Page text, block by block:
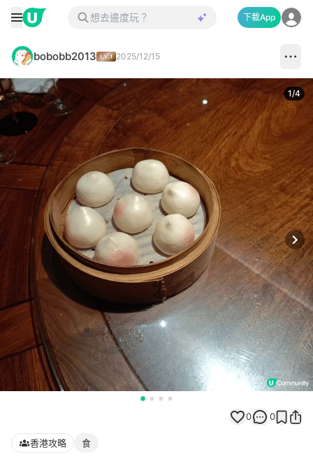
下載App
bobobb2013 2025/12/15
1/4
0 0
香港攻略 食